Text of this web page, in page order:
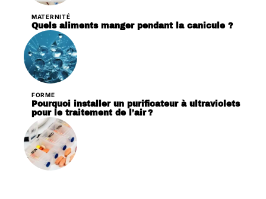
MATERNITÉ
Quels aliments manger pendant la canicule ?
FORME
Pourquoi installer un purificateur à ultraviolets
pour le traitement de l’air ?